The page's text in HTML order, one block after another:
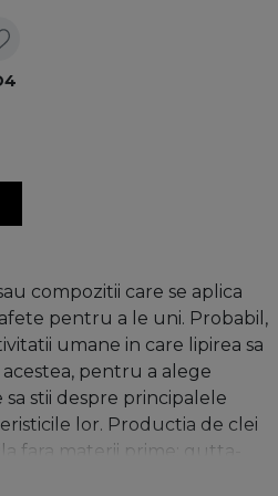
compozitii care se aplica
pentru a le uni. Probabil,
umane in care lipirea sa
pentru a alege
stii despre principalele
lor. Productia de clei
fara materii prime: gutta-
Benzina este utilizata ca